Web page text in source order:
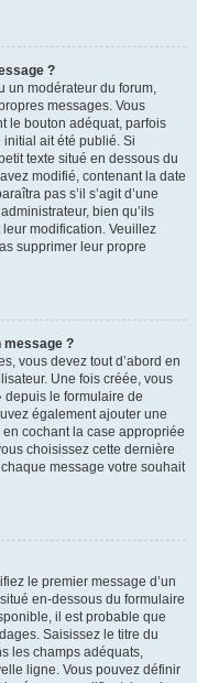
?
un modérateur du forum,
messages. Vous
le bouton adéquat, parfois
ait été publié. Si
texte situé en dessous du
modifié, contenant la date
pas s’il s’agit d’une
bien qu’ils
modification. Veuillez
supprimer leur propre
message ?
vous devez tout d’abord en
Une fois créée, vous
depuis le formulaire de
également ajouter une
cochant la case appropriée
choisissez cette dernière
message votre souhait
le premier message d’un
en-dessous du formulaire
il est probable que
Saisissez le titre du
les champs adéquats,
ligne. Vous pouvez définir